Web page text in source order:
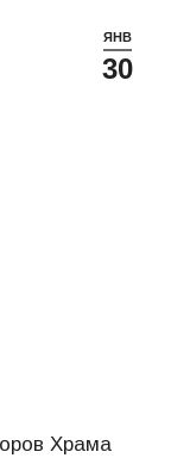
ЯНВ
30
Храма